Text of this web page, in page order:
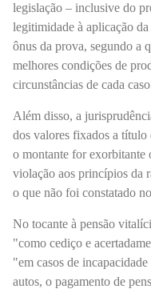
legislação – inclusive do
legitimidade à aplicação
ônus da prova, segundo a
melhores condições de
circunstâncias de cada
Além disso, a
dos valores fixados a título
o montante for
violação aos princípios da
o que não foi constatado
No tocante à pensão
"como cediço e
"em casos de
autos, o pagamento de